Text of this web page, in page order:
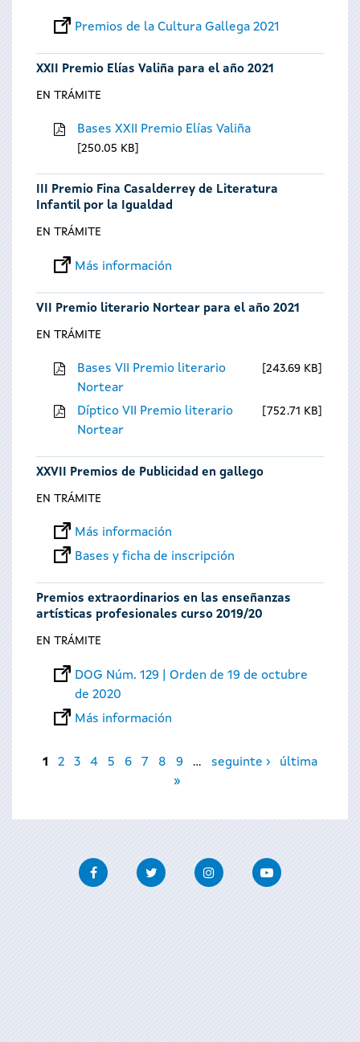
Premios de la Cultura Gallega 2021
XXII Premio Elías Valiña para el año 2021
EN TRÁMITE
Bases XXII Premio Elías Valiña
250.05 KB
III Premio Fina Casalderrey de Literatura
Infantil por la Igualdad
EN TRÁMITE
Más información
VII Premio literario Nortear para el año 2021
EN TRÁMITE
Bases VII Premio literario
Nortear
243.69 KB
Díptico VII Premio literario
Nortear
752.71 KB
XXVII Premios de Publicidad en gallego
EN TRÁMITE
Más información
Bases y ficha de inscripción
Premios extraordinarios en las enseñanzas
artísticas profesionales curso 2019/20
EN TRÁMITE
DOG Núm. 129 | Orden de 19 de octubre
de 2020
Más información
Páginas
1 2 3 4 5 6 7 8 9 … seguinte ›
última
»
FacebookTwitter InstagramYoutube